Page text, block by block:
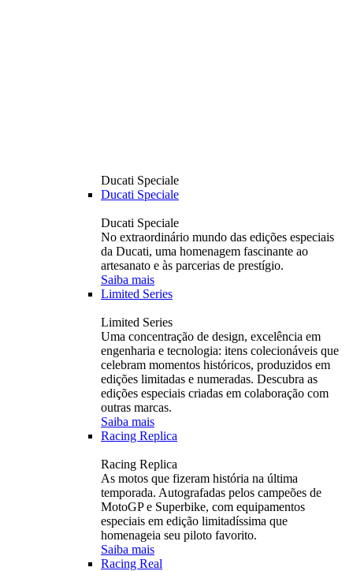
Ducati Speciale
Ducati Speciale
Ducati Speciale
No extraordinário mundo das edições especiais
da Ducati, uma homenagem fascinante ao
artesanato e às parcerias de prestígio.
Saiba mais
Limited Series
Limited Series
Uma concentração de design, excelência em
engenharia e tecnologia: itens colecionáveis ​​que
celebram momentos históricos, produzidos em
edições limitadas e numeradas. Descubra as
edições especiais criadas em colaboração com
outras marcas.
Saiba mais
Racing Replica
Racing Replica
As motos que fizeram história na última
temporada. Autografadas pelos campeões de
MotoGP e Superbike, com equipamentos
especiais em edição limitadíssima que
homenageia seu piloto favorito.
Saiba mais
Racing Real